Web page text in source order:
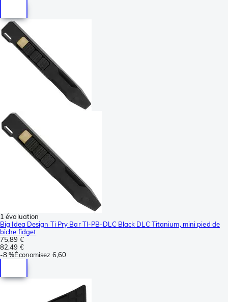
1 évaluation
Big Idea Design Ti Pry Bar TI-PB-DLC Black DLC Titanium, mini pied de
biche fidget
75,89 €
82,49 €
-8 %Économisez 6,60